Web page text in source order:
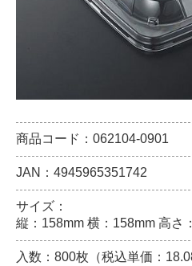
商品コード：062104-0901
JAN：4945965351742
サイズ：
縦：158mm 横：158mm 高さ
入数：800枚（税込単価：